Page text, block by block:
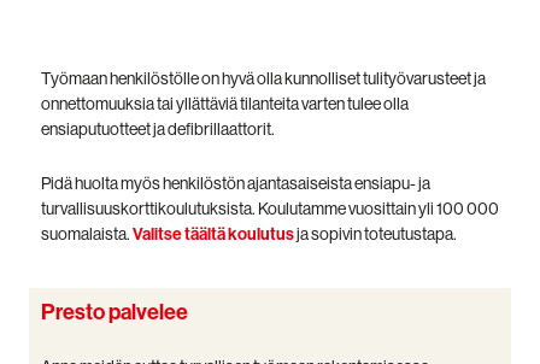
Työmaan henkilöstölle on hyvä olla kunnolliset tulityövarusteet ja
onnettomuuksia tai yllättäviä tilanteita varten tulee olla
ensiaputuotteet ja defibrillaattorit.
Pidä huolta myös henkilöstön ajantasaiseista ensiapu- ja
turvallisuuskorttikoulutuksista. Koulutamme vuosittain yli 100 000
suomalaista.Valitse täältä koulutusja sopivin toteutustapa.
Presto palvelee